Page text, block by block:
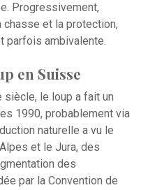
Progressivement,
chasse et la protection,
parfois ambivalente.
en Suisse
siècle, le loup a fait un
1990, probablement via
naturelle a vu le
et le Jura, des
des
par la Convention de